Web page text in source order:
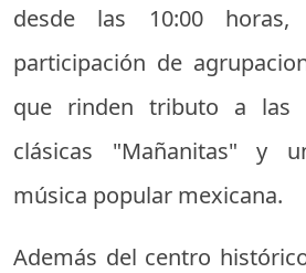
desde las 10:00
participación de
que rinden tributo a las
clásicas "Mañanitas" y
música popular mexicana.
Además del centro